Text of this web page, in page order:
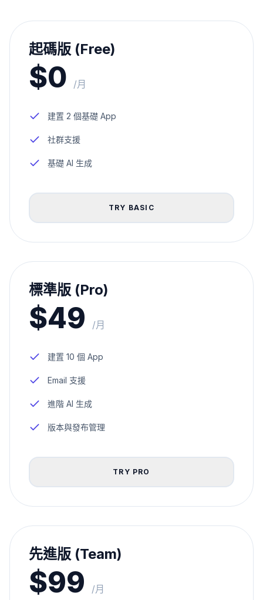
起碼版 (Free)
$0 /月
建置 2 個基礎 App
社群支援
基礎 AI 生成
TRY BASIC
標準版 (Pro)
$49 /月
建置 10 個 App
Email 支援
進階 AI 生成
版本與發布管理
TRY PRO
先進版 (Team)
$99 /月